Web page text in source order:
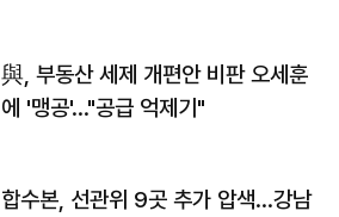
與, 부동산 세제 개편안 비판 오세훈
에 '맹공'…"공급 억제기"
합수본, 선관위 9곳 추가 압색…강남